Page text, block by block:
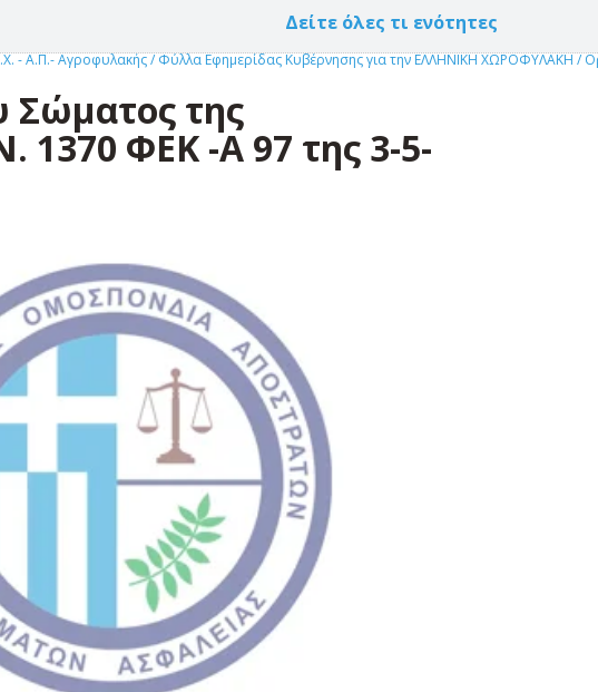
Δείτε όλες τι ενότητες
- Α.Π.- Αγροφυλακής/Φύλλα Εφημερίδας Κυβέρνησης για την ΕΛΛΗΝΙΚΗ ΧΩΡΟΦΥΛΑΚΗ/
Σώματος της
ΦΕΚ -Α 97 της 3-5-